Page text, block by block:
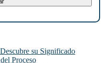
su Significado
Proceso